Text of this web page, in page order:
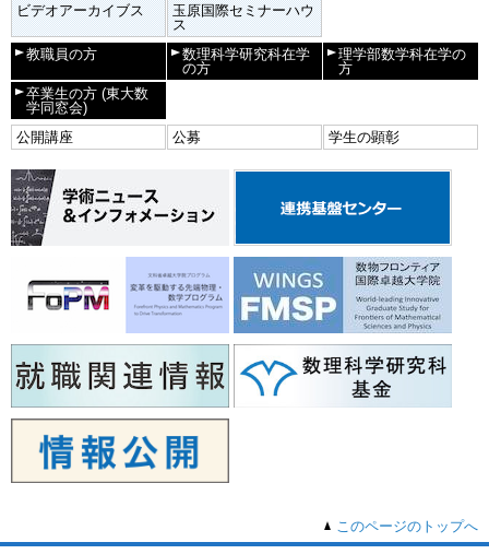
ビデオアーカイブス
玉原国際セミナーハウ
ス
教職員の方
数理科学研究科在学
の方
理学部数学科在学の
方
卒業生の方 (東大数
学同窓会)
公開講座
公募 学生の顕彰
このページのトップへ